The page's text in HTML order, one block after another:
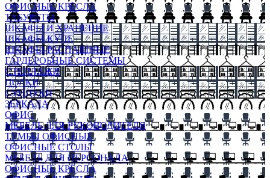
ОФИСНЫЕ КРЕСЛА
ТАБУРЕТЫ
ШКАФЫ И ХРАНЕНИЕ
ШКАФЫ-КУПЕ
ШКАФЫ-РАСПАШНЫЕ
ГАРДЕРОБНЫЕ СИСТЕМЫ
СТЕЛЛАЖИ
ПОЛКИ
СУНДУКИ
ЗЕРКАЛА
ОФИС
МЕБЕЛЬ ДЛЯ РУКОВОДИТЕЛЯ
ТУМБЫ ОФИСНЫЕ
ОФИСНЫЕ СТОЛЫ
МЕБЕЛЬ ДЛЯ ПЕРСОНАЛА
ОФИСНЫЕ КРЕСЛА